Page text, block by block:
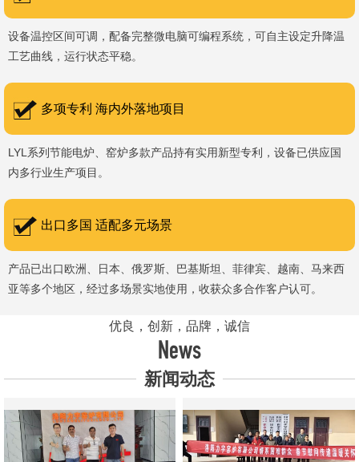
设备温控区间可调，配备完整微电脑可编程系统，可自主设定升降温
工艺曲线，运行状态平稳。
多项专利 海内外落地项目
LYL系列节能电炉、窑炉多款产品持有实用新型专利，设备已供应国
内多行业生产项目。
出口多国 适配多元场景
产品已出口欧洲、日本、俄罗斯、巴基斯坦、菲律宾、越南、马来西
亚等多个地区，经过多场景实地使用，收获众多合作客户认可。
优良，创新，品牌，诚信
News
新闻动态